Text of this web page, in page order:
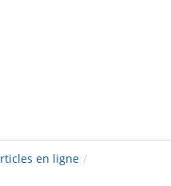
en ligne /